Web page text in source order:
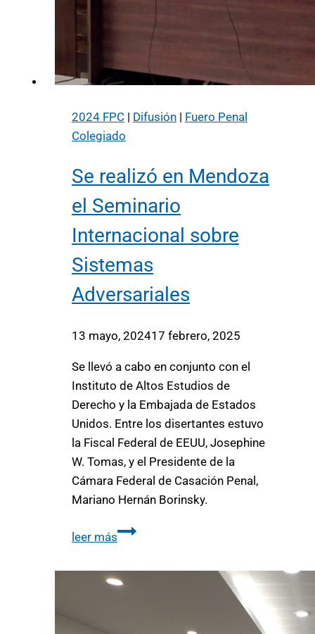
2024 FPC | Difusión | Fuero Penal
Colegiado
Se realizó en Mendoza
el Seminario
Internacional sobre
Sistemas
Adversariales
13 mayo, 202417 febrero, 2025
Se llevó a cabo en conjunto con el
Instituto de Altos Estudios de
Derecho y la Embajada de Estados
Unidos. Entre los disertantes estuvo
la Fiscal Federal de EEUU, Josephine
W. Tomas, y el Presidente de la
Cámara Federal de Casación Penal,
Mariano Hernán Borinsky.
leer más